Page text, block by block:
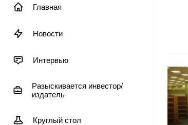
Главная
Новости
Интервью
Разыскивается инвестор/
издатель
Круглый стол